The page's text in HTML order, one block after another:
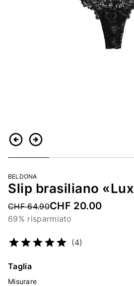
IndietroContinua
BELDONA
Slip brasiliano
Price reduced from
CHF 64.90CHF 20.00
69% risparmiato
(4)
Taglia
Misurare